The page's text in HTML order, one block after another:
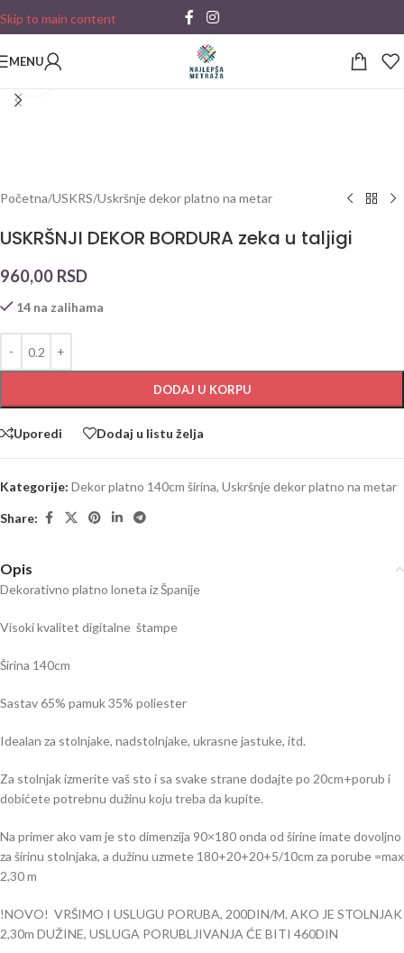
Skip to main content
MENU
Početna/USKRS/Uskršnje dekor platno na metar
USKRŠNJI DEKOR BORDURA zeka u taljigi
960,00 RSD
14 na zalihama
DODAJ U KORPU
Uporedi Dodaj u listu želja
Kategorije: Dekor platno 140cm širina, Uskršnje dekor platno na metar
Share:
Opis
Dekorativno platno loneta iz Španije
Visoki kvalitet digitalne štampe
Širina 140cm
Sastav 65% pamuk 35% poliester
Idealan za stolnjake, nadstolnjake, ukrasne jastuke, itd.
Za stolnjak izmerite vaš sto i sa svake strane dodajte po 20cm+porub i
dobićete potrebnu dužinu koju treba da kupite.
Na primer ako vam je sto dimenzija 90×180 onda od širine imate dovoljno
za širinu stolnjaka, a dužinu uzmete 180+20+20+5/10cm za porube =max
2,30 m
!NOVO! VRŠIMO I USLUGU PORUBA, 200DIN/M. AKO JE STOLNJAK
2,30m DUŽINE, USLUGA PORUBLJIVANJA ĆE BITI 460DIN